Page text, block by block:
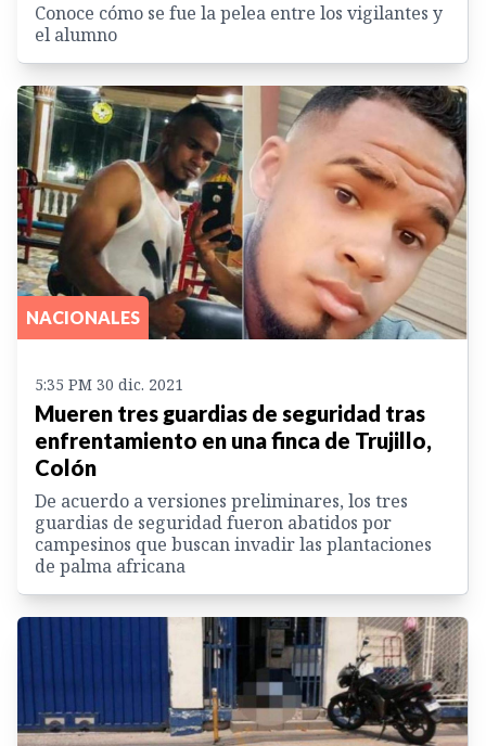
Conoce cómo se fue la pelea entre los vigilantes y
el alumno
NACIONALES
5:35 PM 30 dic. 2021
Mueren tres guardias de seguridad tras
enfrentamiento en una finca de Trujillo,
Colón
De acuerdo a versiones preliminares, los tres
guardias de seguridad fueron abatidos por
campesinos que buscan invadir las plantaciones
de palma africana